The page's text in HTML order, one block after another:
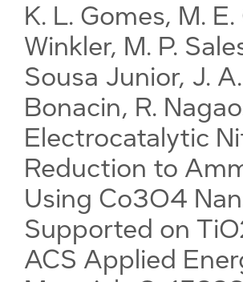
K. L. Gomes, M. E.
Winkler, M. P.
Sousa Junior, J. A.
Bonacin, R.
Electrocatalytic
Reduction to
Using Co3O4
Supported on
ACS Applied